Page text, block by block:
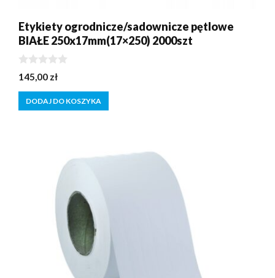
Etykiety ogrodnicze/sadownicze pętlowe
BIAŁE 250x17mm(17×250) 2000szt
0
z
5
145,00 zł
DODAJ DO KOSZYKA